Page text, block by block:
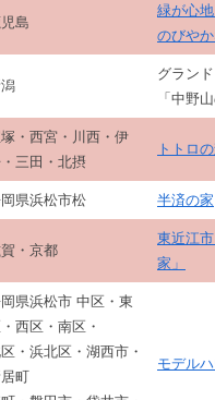
島
緑が心
のびや
グラン
「中野
・西宮・川西・伊
三田・北摂
トトロ
県浜松市松 半済の家
・京都
東近江
家」
県浜松市 中区・東
西区・南区・
・浜北区・湖西市・
町
モデル